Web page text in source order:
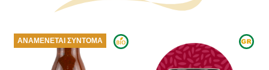
ΑΝΑΜΈΝΕΤΑΙ ΣΎΝΤΟΜΑ